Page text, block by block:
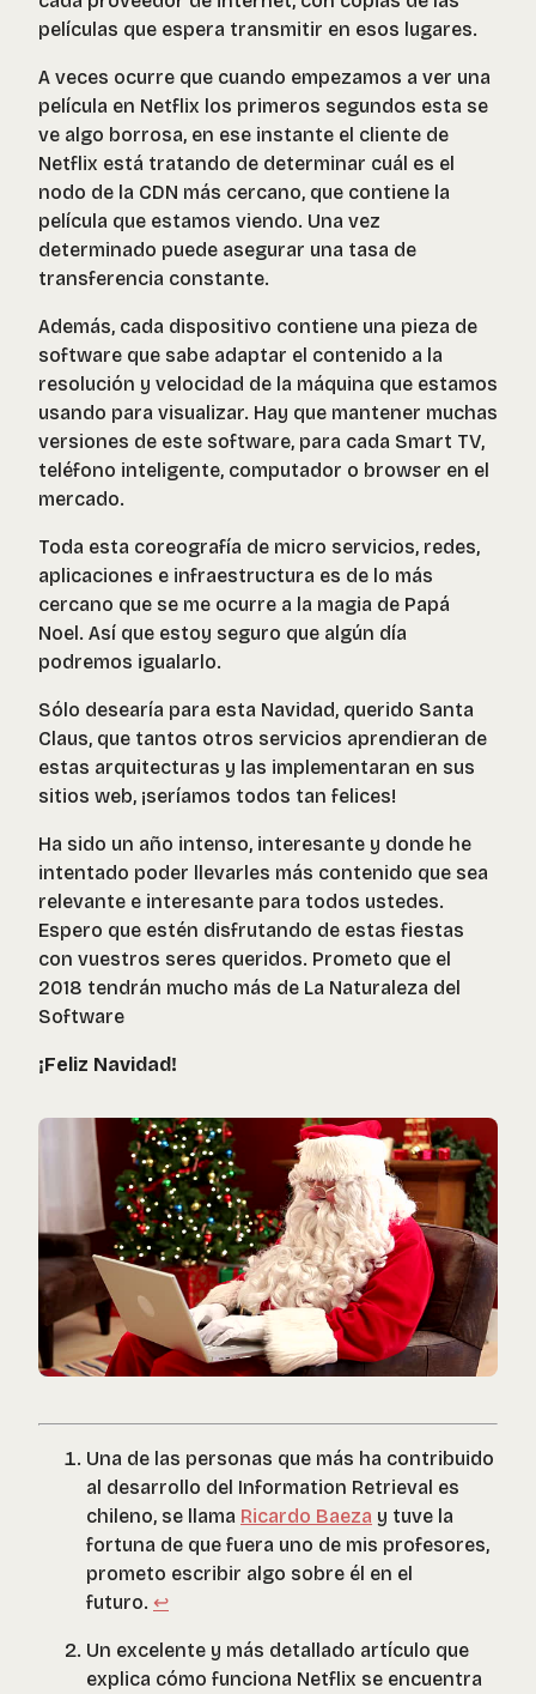
películas que espera transmitir en esos lugares.
A veces ocurre que cuando empezamos a ver una
película en Netflix los primeros segundos esta se
ve algo borrosa, en ese instante el cliente de
Netflix está tratando de determinar cuál es el
nodo de la CDN más cercano, que contiene la
película que estamos viendo. Una vez
determinado puede asegurar una tasa de
transferencia constante.
Además, cada dispositivo contiene una pieza de
software que sabe adaptar el contenido a la
resolución y velocidad de la máquina que estamos
usando para visualizar. Hay que mantener muchas
versiones de este software, para cada Smart TV,
teléfono inteligente, computador o browser en el
mercado.
Toda esta coreografía de micro servicios, redes,
aplicaciones e infraestructura es de lo más
cercano que se me ocurre a la magia de Papá
Noel. Así que estoy seguro que algún día
podremos igualarlo.
Sólo desearía para esta Navidad, querido Santa
Claus, que tantos otros servicios aprendieran de
estas arquitecturas y las implementaran en sus
sitios web, ¡seríamos todos tan felices!
Ha sido un año intenso, interesante y donde he
intentado poder llevarles más contenido que sea
relevante e interesante para todos ustedes.
Espero que estén disfrutando de estas fiestas
con vuestros seres queridos. Prometo que el
2018 tendrán mucho más de La Naturaleza del
Software
¡Feliz Navidad!
Una de las personas que más ha contribuido
al desarrollo del Information Retrieval es
chileno, se llama Ricardo Baeza y tuve la
fortuna de que fuera uno de mis profesores,
prometo escribir algo sobre él en el
futuro. ↩︎
Un excelente y más detallado artículo que
explica cómo funciona Netflix se encuentra